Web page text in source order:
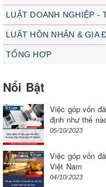
LUẬT DOANH NGHIỆP -
LUẬT HÔN NHÂN & GIA
TỔNG HỢP
Nổi Bật
Việc góp vốn
định như thế
05/10/2023
Việc góp vốn
Việt Nam
04/10/2023